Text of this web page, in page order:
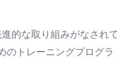
的な取り組みがなされ
のトレーニングプログ